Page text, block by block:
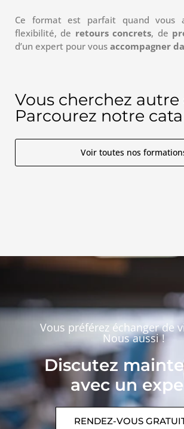
Ce format est parfait quand vous
flexibilité, de retours concrets, de
d’un expert pour vous accompagner
Vous cherchez autre
Parcourez notre
Voir toutes nos
Vous préférez échanger de
Nous aussi !
Discutez
avec un
RENDEZ-VOUS